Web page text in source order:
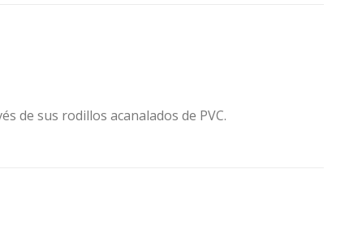
de sus rodillos acanalados de PVC.